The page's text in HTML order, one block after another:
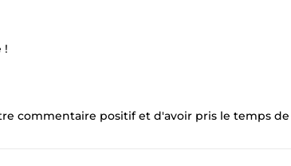
!
commentaire positif et d'avoir pris le temps